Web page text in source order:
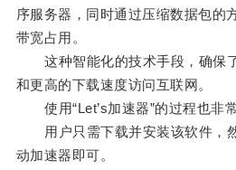
序服务器，同时通过压缩数据包的
带宽占用。
这种智能化的技术手段，确保
和更高的下载速度访问互联网。
使用“Let’s加速器”的过程也非常
用户只需下载并安装该软件，
动加速器即可。